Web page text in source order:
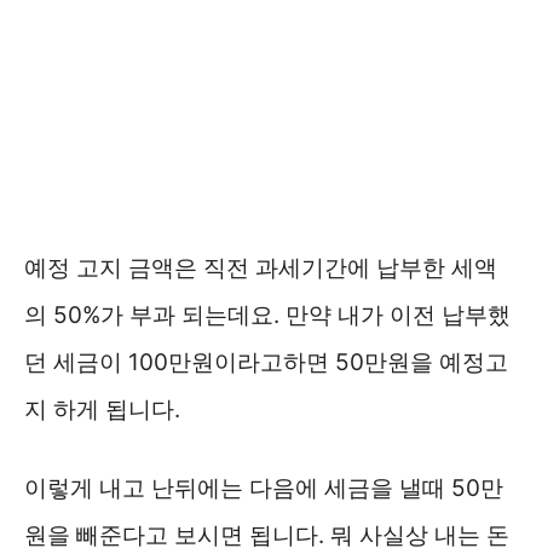
예정 고지 금액은 직전 과세기간에 납부한 세액
의 50%가 부과 되는데요. 만약 내가 이전 납부했
던 세금이 100만원이라고하면 50만원을 예정고
지 하게 됩니다.
이렇게 내고 난뒤에는 다음에 세금을 낼때 50만
원을 빼준다고 보시면 됩니다. 뭐 사실상 내는 돈